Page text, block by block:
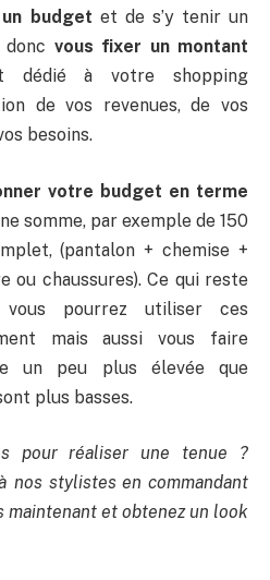
budget et de s’y tenir un
donc vous fixer un montant
dédié à votre shopping
de vos revenues, de vos
besoins.
votre budget en terme
somme, par exemple de 150
(pantalon + chemise +
ou chaussures). Ce qui reste
pourrez utiliser ces
mais aussi vous faire
un peu plus élevée que
plus basses.
pour réaliser une tenue ?
nos stylistes en commandant
maintenant et obtenez un look